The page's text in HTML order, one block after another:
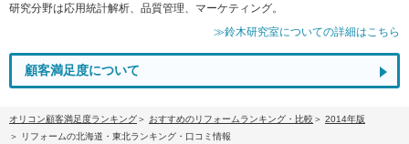
研究分野は応用統計解析、品質管理、マーケティング。
≫鈴木研究室についての詳細はこちら
顧客満足度について
オリコン顧客満足度ランキング おすすめのリフォームランキング・比較
2014年版
リフォームの北海道・東北ランキング・口コミ情報